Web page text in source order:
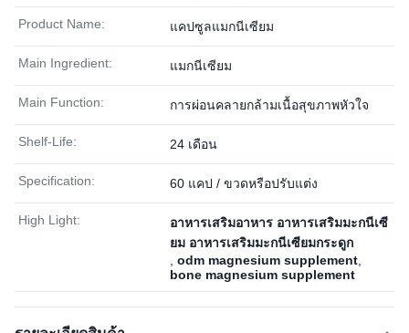
Product Name: แคปซูลแมกนีเซียม
Main Ingredient: แมกนีเซียม
Main Function: การผ่อนคลายกล้ามเนื้อสุขภาพหัวใจ
Shelf-Life: 24 เดือน
Specification: 60 แคป / ขวดหรือปรับแต่ง
High Light:
อาหารเสริมอาหาร อาหารเสริมมะกนีเซี
ยม อาหารเสริมมะกนีเซียมกระดูก
odm magnesium supplement
bone magnesium supplement